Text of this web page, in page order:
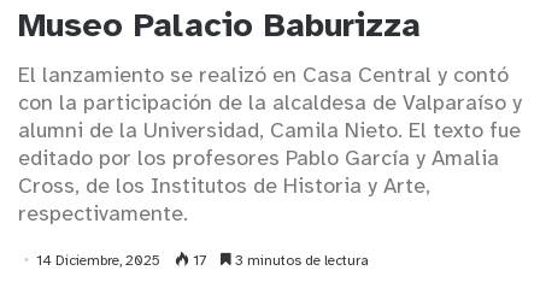
Museo Palacio Baburizza
El lanzamiento se realizó en Casa Central y contó
con la participación de la alcaldesa de Valparaíso y
alumni de la Universidad, Camila Nieto. El texto fue
editado por los profesores Pablo García y Amalia
Cross, de los Institutos de Historia y Arte,
respectivamente.
14 Diciembre, 2025 17 3 minutos de lectura